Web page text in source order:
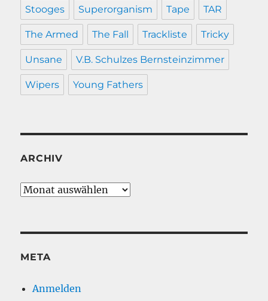
Stooges Superorganism Tape TAR
The Armed The Fall Trackliste Tricky
Unsane V.B. Schulzes Bernsteinzimmer
Wipers Young Fathers
ARCHIV
Archiv
META
Anmelden